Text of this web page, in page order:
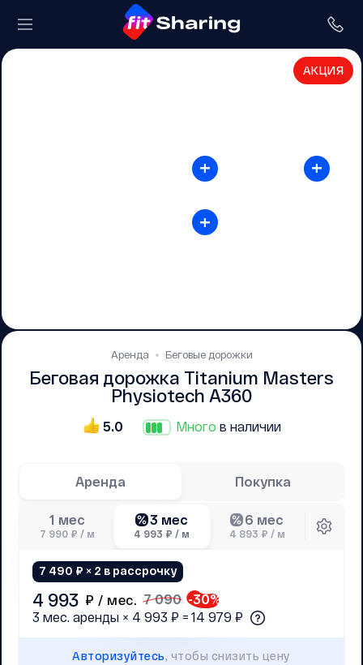
АКЦИЯ
+
+
+
Аренда Беговые дорожки
Беговая дорожка Titanium Masters
Physiotech A360
5.0 Много в наличии
Аренда Покупка
1 мес
7 990 ₽ / м
3 мес
4 993 ₽ / м
6 мес
4 893 ₽ / м
7 490 ₽ × 2 в рассрочку
4 993 ₽ / мес. 7 090 -30%
3 мес. аренды × 4 993 ₽ = 14 979 ₽
Авторизуйтесь, чтобы снизить цену